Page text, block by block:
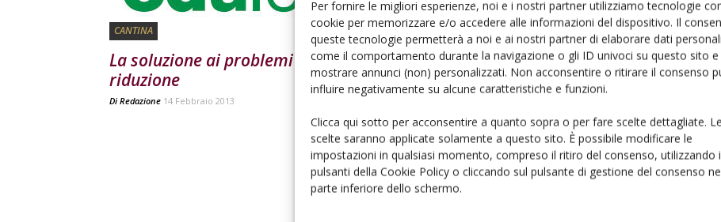
Per fornire le migliori esperienze, noi e i nostri partner utilizziamo tecnologie
cookie per memorizzare e/o accedere alle informazioni del dispositivo. Il
queste tecnologie permetterà a noi e ai nostri partner di elaborare dati personali
come il comportamento durante la navigazione o gli ID univoci su questo sito e
mostrare annunci (non) personalizzati. Non acconsentire o ritirare il consenso
influire negativamente su alcune caratteristiche e funzioni.
Clicca qui sotto per acconsentire a quanto sopra o per fare scelte dettagliate.
scelte saranno applicate solamente a questo sito. È possibile modificare le
impostazioni in qualsiasi momento, compreso il ritiro del consenso, utilizzando i
pulsanti della Cookie Policy o cliccando sul pulsante di gestione del consenso
parte inferiore dello schermo.
CANTINA
La soluzione ai problemi di
riduzione
Di Redazione 14 Febbraio 2013